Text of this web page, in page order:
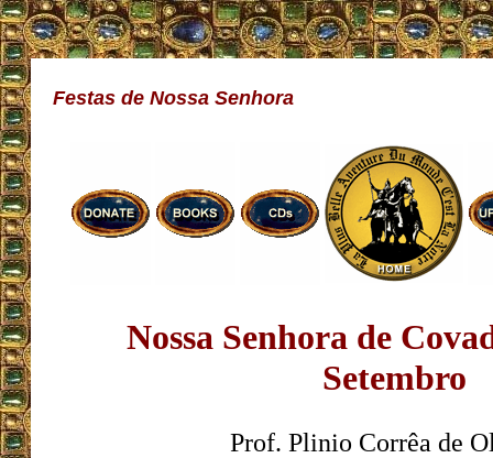
Festas de Nossa Senhora
Nossa Senhora de
Setembro
Prof. Plinio Corrêa de